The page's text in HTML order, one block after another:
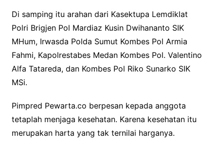
Di samping itu arahan dari Kasektupa Lemdiklat
Polri Brigjen Pol Mardiaz Kusin Dwihananto SIK
MHum, Irwasda Polda Sumut Kombes Pol Armia
Fahmi, Kapolrestabes Medan Kombes Pol. Valentino
Alfa Tatareda, dan Kombes Pol Riko Sunarko SIK
MSi.
Pimpred Pewarta.co berpesan kepada anggota
tetaplah menjaga kesehatan. Karena kesehatan itu
merupakan harta yang tak ternilai harganya.